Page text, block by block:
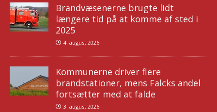
Brandvæsenerne brugte lidt
længere tid på at komme af sted i
2025
4. august 2026
Kommunerne driver flere
brandstationer, mens Falcks andel
fortsætter med at falde
3. august 2026